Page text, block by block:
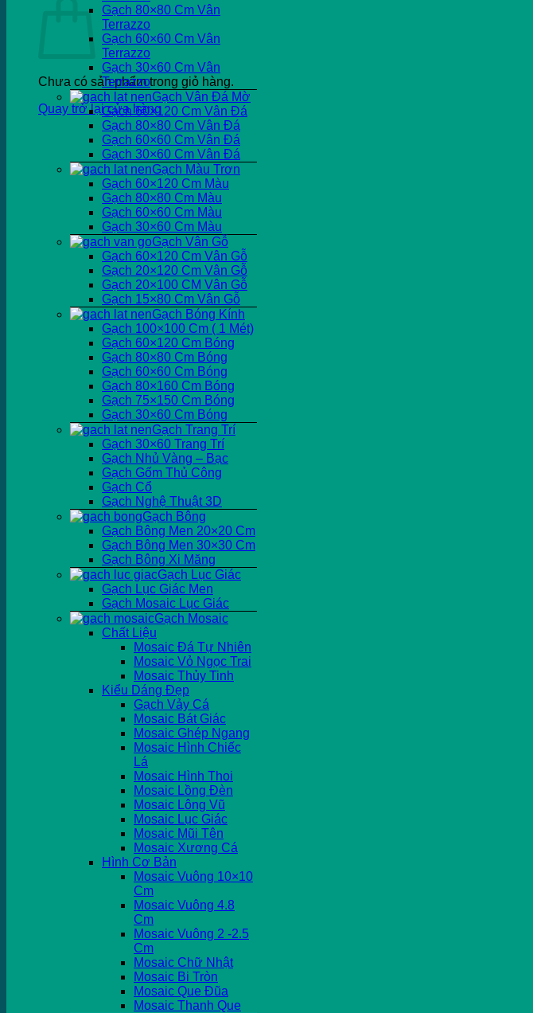
Chưa có sản phẩm trong giỏ hàng.
Quay trở lại cửa hàng
Gạch 80×80 Cm Vân
Terrazzo
Gạch 60×60 Cm Vân
Terrazzo
Gạch 30×60 Cm Vân
Terrazzo
Gạch Vân Đá Mờ
Gạch 60×120 Cm Vân Đá
Gạch 80×80 Cm Vân Đá
Gạch 60×60 Cm Vân Đá
Gạch 30×60 Cm Vân Đá
Gạch Màu Trơn
Gạch 60×120 Cm Màu
Gạch 80×80 Cm Màu
Gạch 60×60 Cm Màu
Gạch 30×60 Cm Màu
Gạch Vân Gỗ
Gạch 60×120 Cm Vân Gỗ
Gạch 20×120 Cm Vân Gỗ
Gạch 20×100 CM Vân Gỗ
Gạch 15×80 Cm Vân Gỗ
Gạch Bóng Kính
Gạch 100×100 Cm ( 1 Mét)
Gạch 60×120 Cm Bóng
Gạch 80×80 Cm Bóng
Gạch 60×60 Cm Bóng
Gạch 80×160 Cm Bóng
Gạch 75×150 Cm Bóng
Gạch 30×60 Cm Bóng
Gạch Trang Trí
Gạch 30×60 Trang Trí
Gạch Nhủ Vàng – Bạc
Gạch Gốm Thủ Công
Gạch Cổ
Gạch Nghệ Thuật 3D
Gạch Bông
Gạch Bông Men 20×20 Cm
Gạch Bông Men 30×30 Cm
Gạch Bông Xi Măng
Gạch Lục Giác
Gạch Lục Giác Men
Gạch Mosaic Lục Giác
Gạch Mosaic
Chất Liệu
Mosaic Đá Tự Nhiên
Mosaic Vỏ Ngọc Trai
Mosaic Thủy Tinh
Kiểu Dáng Đẹp
Gạch Vảy Cá
Mosaic Bát Giác
Mosaic Ghép Ngang
Mosaic Hình Chiếc
Lá
Mosaic Hình Thoi
Mosaic Lồng Đèn
Mosaic Lông Vũ
Mosaic Lục Giác
Mosaic Mũi Tên
Mosaic Xương Cá
Hình Cơ Bản
Mosaic Vuông 10×10
Cm
Mosaic Vuông 4.8
Cm
Mosaic Vuông 2 -2.5
Cm
Mosaic Chữ Nhật
Mosaic Bi Tròn
Mosaic Que Đũa
Mosaic Thanh Que